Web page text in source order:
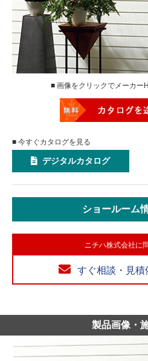
■ 画像をクリックでメーカー
■ 今すぐカタログを見る
デジタルカタログ
ショールーム
ニチハ株式会社に
すぐ相談・見積
製品画像・